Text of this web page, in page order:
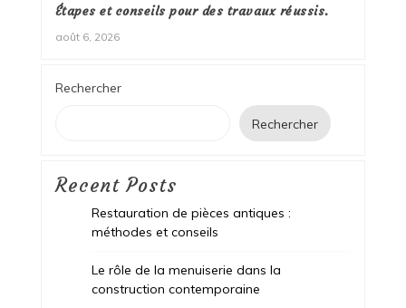
Étapes et conseils pour des travaux réussis.
août 6, 2026
Rechercher
Rechercher
Recent Posts
Restauration de pièces antiques :
méthodes et conseils
Le rôle de la menuiserie dans la
construction contemporaine